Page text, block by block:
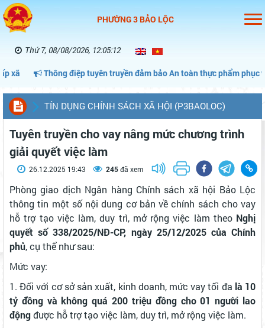
PHƯỜNG 3 BẢO LỘC
Thứ 7, 08/08/2026, 12:05:12
Thông điệp tuyên truyền đảm bảo An toàn thực phẩm phục vụ
TÍN DỤNG CHÍNH SÁCH XÃ HỘI (P3BAOLOC)
Tuyên truyền cho vay nâng mức chương trình
giải quyết việc làm
26.12.2025 19:43 245đã xem
Phòng giao dịch Ngân hàng Chính sách xã hội Bảo Lộc
thông tin một số nội dung cơ bản về chính sách cho vay
hỗ trợ tạo việc làm, duy trì, mở rộng việc làm theo Nghị
quyếtsố 338/2025/NĐ-CP, ngày 25/12/2025 của Chính
phủ, cụ thể như sau:
Mức vay:
1. Đối với cơ sở sản xuất, kinh doanh, mức vay tối đa là 10
tỷ đồng và không quá 200 triệu đồng cho 01 người lao
độngđược hỗ trợ tạo việc làm, duy trì, mở rộng việc làm.